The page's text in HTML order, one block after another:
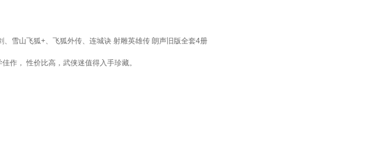
雪山飞狐+、飞狐外传、连城诀 射雕英雄传 朗声旧版全套4册
作， 性价比高，武侠迷值得入手珍藏。